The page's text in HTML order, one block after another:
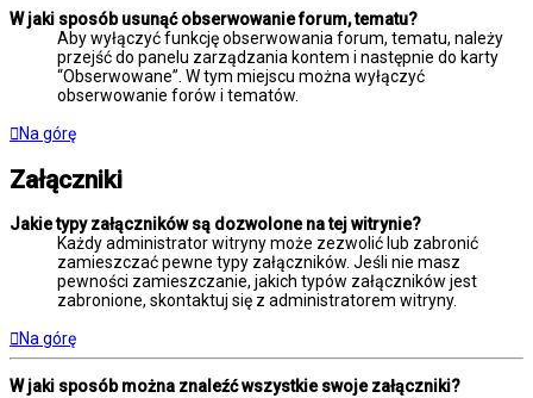
W jaki sposób usunąć obserwowanie forum, tematu?
Aby wyłączyć funkcję obserwowania forum, tematu, należy
przejść do panelu zarządzania kontem i następnie do karty
“Obserwowane”. W tym miejscu można wyłączyć
obserwowanie forów i tematów.
Na górę
Załączniki
Jakie typy załączników są dozwolone na tej witrynie?
Każdy administrator witryny może zezwolić lub zabronić
zamieszczać pewne typy załączników. Jeśli nie masz
pewności zamieszczanie, jakich typów załączników jest
zabronione, skontaktuj się z administratorem witryny.
Na górę
W jaki sposób można znaleźć wszystkie swoje załączniki?